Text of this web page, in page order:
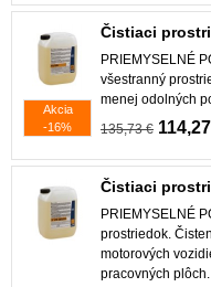
Akcia
-16%
Čistiaci
PRIEMYSELNÉ
všestranný
menej odolných
135,73 €
Čistiaci
PRIEMYSELNÉ
prostriedok.
motorových
pracovných plôch.